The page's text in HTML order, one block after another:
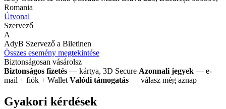
Romania
Útvonal
Szervező
A
AdyB Szervező a Biletinen
Összes esemény megtekintése
Biztonságosan vásárolsz
Biztonságos fizetés — kártya, 3D Secure Azonnali jegyek — e-
mail + fiók + Wallet Valódi támogatás — válasz még aznap
Gyakori kérdések